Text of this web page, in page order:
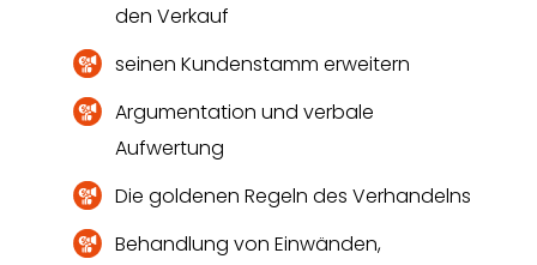
den Verkauf
seinen Kundenstamm erweitern
Argumentation und verbale
Aufwertung
Die goldenen Regeln des Verhandelns
Behandlung von Einwänden,